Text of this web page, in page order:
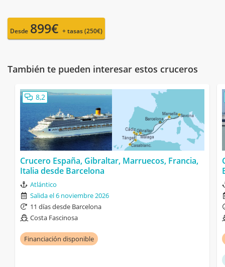
Desde 899€ + tasas (250€)
También te pueden interesar estos cruceros
8,2
Crucero España, Gibraltar, Marruecos, Francia,
Italia desde Barcelona
Atlántico
Salida el 6 noviembre 2026
11 días desde Barcelona
Costa Fascinosa
Financiación disponible